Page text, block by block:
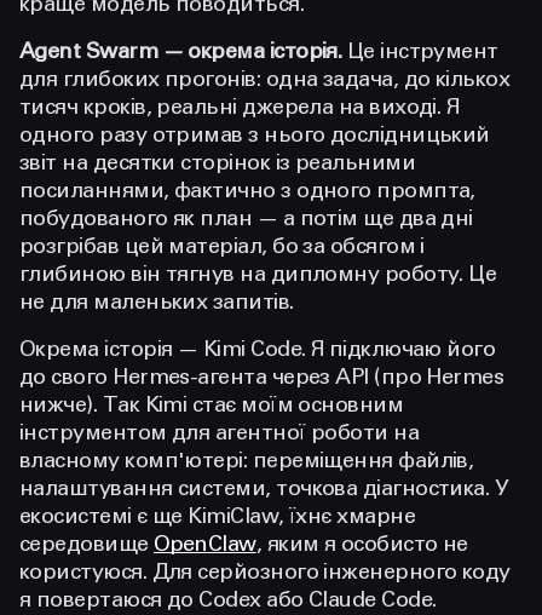
краще модель поводиться.
Agent Swarm — окрема історія.Це інструмент
для глибоких прогонів: одна задача, до кількох
тисяч кроків, реальні джерела на виході. Я
одного разу отримав з нього дослідницький
звіт на десятки сторінок із реальними
посиланнями, фактично з одного промпта,
побудованого як план — а потім ще два дні
розгрібав цей матеріал, бо за обсягом і
глибиною він тягнув на дипломну роботу. Це
не для маленьких запитів.
Окрема історія — Kimi Code. Я підключаю його
до свого Hermes-агента через API (про Hermes
нижче). Так Kimi стає моїм основним
інструментом для агентної роботи на
власному комп'ютері: переміщення файлів,
налаштування системи, точкова діагностика. У
екосистемі є ще KimiClaw, їхнє хмарне
середовище OpenClaw, яким я особисто не
користуюся. Для серйозного інженерного коду
я повертаюся до Codex або Claude Code.